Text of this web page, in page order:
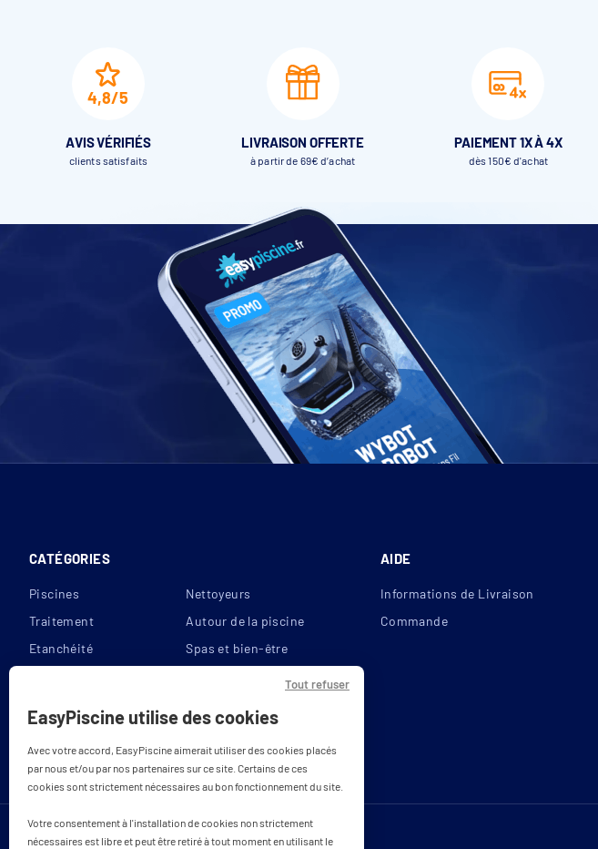
EasyPiscine utilise des cookies
Avec votre accord, EasyPiscine aimerait utiliser des cookies placés
par nous et/ou par nos partenaires sur ce site. Certains de ces
cookies sont strictement nécessaires au bon fonctionnement du site.
Votre consentement à l'installation de cookies non strictement
nécessaires est libre et peut être retiré à tout moment en utilisant le
Tout refuser
4,8/5
AVIS VÉRIFIÉS
clients satisfaits
LIVRAISON OFFERTE
à partir de 69€ d’achat
PAIEMENT 1X À 4X
dès 150€ d'achat
CATÉGORIES
Piscines
Traitement
Etanchéité
Chauffage
Nettoyeurs
Autour de la piscine
Spas et bien-être
AIDE
Informations de Livraison
Commande